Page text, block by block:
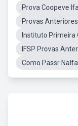
Prova Coopeve
Provas
Instituto Primeira
IFSP Provas
Como Passr NaIfal